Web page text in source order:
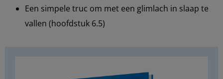
Een simpele truc om met een glimlach in slaap te
vallen (hoofdstuk 6.5)